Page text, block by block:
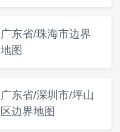
广东省/珠海市边界
地图
广东省/深圳市/坪山
区边界地图